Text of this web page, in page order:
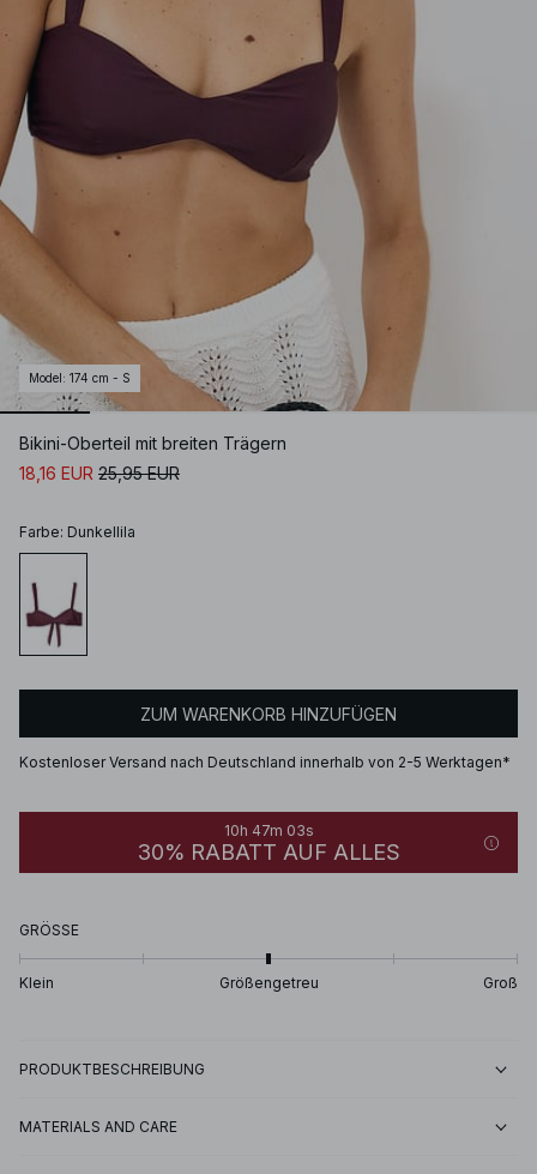
Model : 174 cm - S
Bikini-Oberteil mit breiten Trägern
18,16 EUR 25,95 EUR
Farbe: Dunkellila
ZUM WARENKORB HINZUFÜGEN
Kostenloser Versand nach Deutschland innerhalb von 2-5 Werktagen*
10h 47m 03s
30% RABATT AUF ALLES
GRÖSSE
Klein Größengetreu Groß
PRODUKTBESCHREIBUNG
MATERIALS AND CARE